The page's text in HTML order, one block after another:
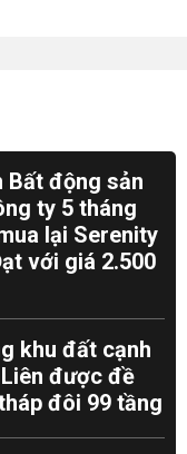
Bất động sản
ty 5 tháng
lại Serenity
với giá 2.500
khu đất cạnh
được đề
đôi 99 tầng